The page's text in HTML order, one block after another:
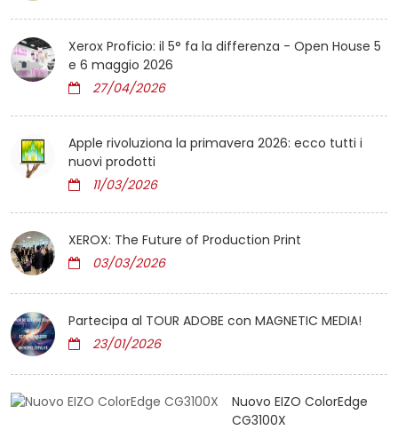
Xerox Proficio: il 5° fa la differenza - Open House 5
e 6 maggio 2026
27/04/2026
Apple rivoluziona la primavera 2026: ecco tutti i
nuovi prodotti
11/03/2026
XEROX: The Future of Production Print
03/03/2026
Partecipa al TOUR ADOBE con MAGNETIC MEDIA!
23/01/2026
Nuovo EIZO ColorEdge
CG3100X